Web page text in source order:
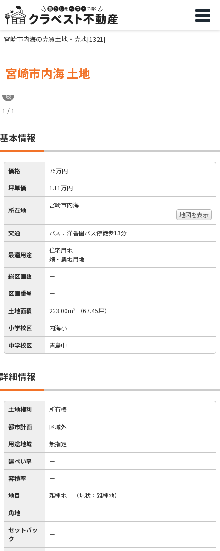
宮崎市内海の売買土地・売地[1321]
宮崎市内海 土地
1 / 1
基本情報
価格 75万円
坪単価 1.11万円
所在地
宮崎市内海
地図を表示
交通 バス：洋香園バス停徒歩13分
最適用途
住宅用地
畑・農地用地
総区画数 －
区画番号 －
土地面積 223.00m2 （67.45坪）
小学校区 内海小
中学校区 青島中
詳細情報
土地権利 所有権
都市計画 区域外
用途地域 無指定
建ぺい率 －
容積率 －
地目 雑種地 （現状：雑種地）
角地 －
セットバッ
ク
－